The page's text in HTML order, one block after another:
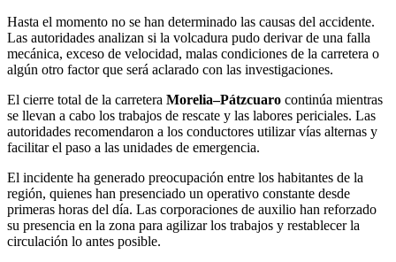
Hasta el momento no se han determinado las causas del accidente.
Las autoridades analizan si la volcadura pudo derivar de una falla
mecánica, exceso de velocidad, malas condiciones de la carretera o
algún otro factor que será aclarado con las investigaciones.
El cierre total de la carretera Morelia–Pátzcuaro continúa mientras
se llevan a cabo los trabajos de rescate y las labores periciales. Las
autoridades recomendaron a los conductores utilizar vías alternas y
facilitar el paso a las unidades de emergencia.
El incidente ha generado preocupación entre los habitantes de la
región, quienes han presenciado un operativo constante desde
primeras horas del día. Las corporaciones de auxilio han reforzado
su presencia en la zona para agilizar los trabajos y restablecer la
circulación lo antes posible.